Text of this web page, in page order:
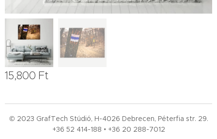
15,800 Ft
© 2023 GrafTech Stúdió, H-4026 Debrecen, Péterfia str. 29.
+36 52 414-188 • +36 20 288-7012